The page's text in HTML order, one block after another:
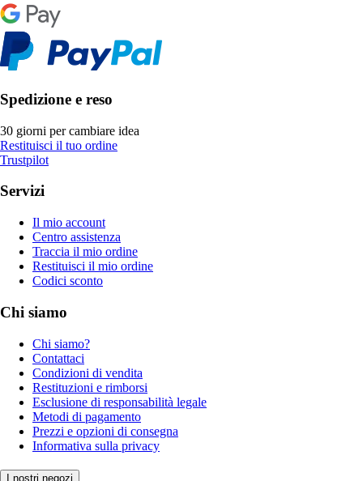
Spedizione e reso
30 giorni per cambiare idea
Restituisci il tuo ordine
Trustpilot
Servizi
Il mio account
Centro assistenza
Traccia il mio ordine
Restituisci il mio ordine
Codici sconto
Chi siamo
Chi siamo?
Contattaci
Condizioni di vendita
Restituzioni e rimborsi
Esclusione di responsabilità legale
Metodi di pagamento
Prezzi e opzioni di consegna
Informativa sulla privacy
I nostri negozi